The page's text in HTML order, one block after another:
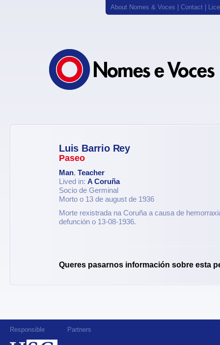
About Nomes & Voces Contact
Luis Barrio Rey
Paseo
Man, Teacher
Lived in: A Coruña
Socio de Germinal
Morto o 13 de august de 1936
Morte rexistrada na Coruña a causa de
defunción o 13-08-1936.
Queres pasarnos información sobre esta
Responsible Partners